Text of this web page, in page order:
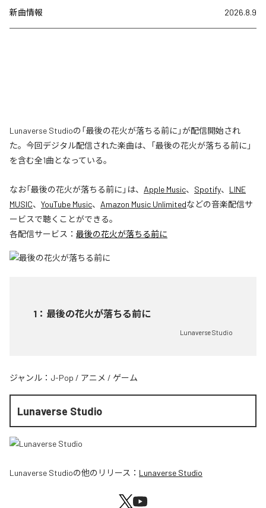
新曲情報 2026.8.9
Lunaverse Studioの「最後の花火が落ちる前に」が配信開始され
た。今回デジタル配信された楽曲は、「最後の花火が落ちる前に」
を含む全1曲となっている。
なお「最後の花火が落ちる前に 」は、 Apple Music、 Spotify、 LINE
MUSIC、 YouTube Music、 Amazon Music Unlimitedなどの音楽配信サ
ービスで聴くことができる。
各配信サービス： 最後の花火が落ちる前に
1 ： 最後の花火が落ちる前に
Lunaverse Studio
ジャンル： J-Pop / アニメ / ゲーム
Lunaverse Studio
Lunaverse Studioの他のリリース： Lunaverse Studio